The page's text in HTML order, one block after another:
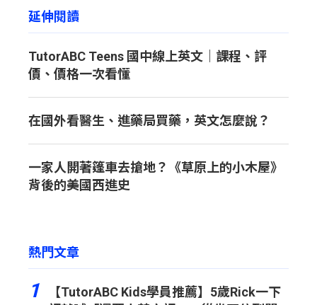
延伸閱讀
TutorABC Teens 國中線上英文｜課程、評
價、價格一次看懂
在國外看醫生、進藥局買藥，英文怎麼說？
一家人開著篷車去搶地？《草原上的小木屋》
背後的美國西進史
熱門文章
1
【TutorABC Kids學員推薦】5歲Rick一下